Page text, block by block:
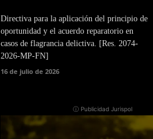
Directiva para la aplicación del principio de
oportunidad y el acuerdo reparatorio en
casos de flagrancia delictiva. [Res. 2074-
2026-MP-FN]
16 de julio de 2026
ⓘ Publicidad Jurispol